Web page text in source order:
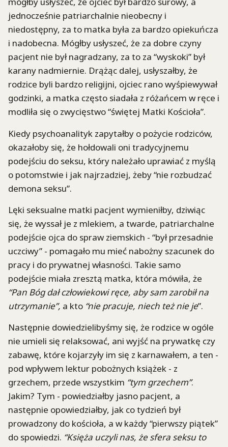
jednocześnie patriarchalnie nieobecny i
niedostępny, za to matka była za bardzo opiekuńcza
i nadobecna. Mógłby usłyszeć, że za dobre czyny
pacjent nie był nagradzany, za to za “wyskoki” był
karany nadmiernie. Drążąc dalej, usłyszałby, że
rodzice byli bardzo religijni, ojciec rano wyśpiewywał
godzinki, a matka często siadała z różańcem w ręce i
modliła się o zwycięstwo “świętej Matki Kościoła”.
Kiedy psychoanalityk zapytałby o pożycie rodziców,
okazałoby się, że hołdowali oni tradycyjnemu
podejściu do seksu, który należało uprawiać z myślą
o potomstwie i jak najrzadziej, żeby “nie rozbudzać
demona seksu”.
Lęki seksualne matki pacjent wymieniłby, dziwiąc
się, że wyssał je z mlekiem, a twarde, patriarchalne
podejście ojca do spraw ziemskich - “był przesadnie
uczciwy” - pomagało mu mieć nabożny szacunek do
pracy i do prywatnej własności. Takie samo
podejście miała zresztą matka, która mówiła, że
“Pan Bóg dał człowiekowi ręce, aby sam zarobił na
utrzymanie”, a kto “nie pracuje, niech też nie je”.
Następnie dowiedzielibyśmy się, że rodzice w ogóle
nie umieli się relaksować, ani wyjść na prywatkę czy
zabawę, które kojarzyły im się z karnawałem, a ten -
pod wpływem lektur pobożnych książek - z
grzechem, przede wszystkim “tym grzechem”.
Jakim? Tym - powiedziałby jasno pacjent, a
następnie opowiedziałby, jak co tydzień był
prowadzony do kościoła, a w każdy “pierwszy piątek”
do spowiedzi. “Księża uczyli nas, że sfera seksu to